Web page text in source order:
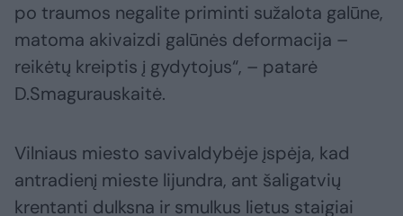
po traumos negalite priminti sužalota galūne,
matoma akivaizdi galūnės deformacija –
reikėtų kreiptis į gydytojus“, – patarė
D.Smagurauskaitė.
Vilniaus miesto savivaldybėje įspėja, kad
antradienį mieste lijundra, ant šaligatvių
krentanti dulksna ir smulkus lietus staigiai